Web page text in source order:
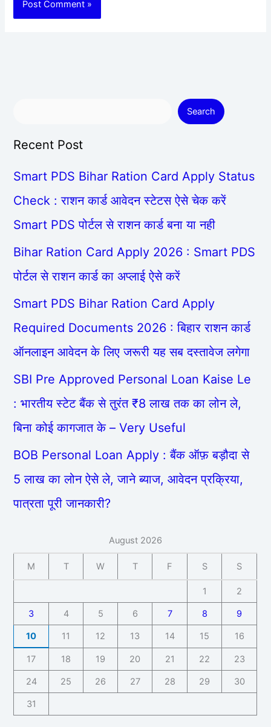
Search
Recent Post
Smart PDS Bihar Ration Card Apply Status
Check : राशन कार्ड आवेदन स्टेटस ऐसे चेक करें
Smart PDS पोर्टल से राशन कार्ड बना या नही
Bihar Ration Card Apply 2026 : Smart PDS
पोर्टल से राशन कार्ड का अप्लाई ऐसे करें
Smart PDS Bihar Ration Card Apply
Required Documents 2026 : बिहार राशन कार्ड
ऑनलाइन आवेदन के लिए जरूरी यह सब दस्तावेज लगेगा
SBI Pre Approved Personal Loan Kaise Le
: भारतीय स्टेट बैंक से तुरंत ₹8 लाख तक का लोन ले,
बिना कोई कागजात के – Very Useful
BOB Personal Loan Apply : बैंक ऑफ़ बड़ौदा से
5 लाख का लोन ऐसे ले, जाने ब्याज, आवेदन प्रक्रिया,
पात्रता पूरी जानकारी?
August 2026
M T W T F S S
1 2
3 4 5 6 7 8 9
10 11 12 13 14 15 16
17 18 19 20 21 22 23
24 25 26 27 28 29 30
31